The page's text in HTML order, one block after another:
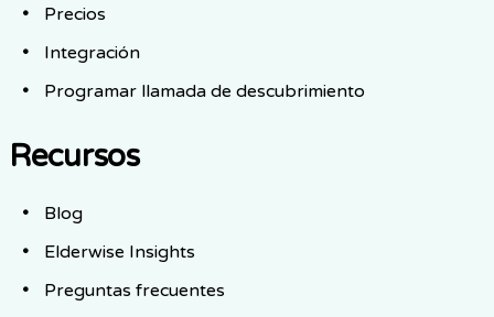
Precios
Integración
Programar llamada de descubrimiento
Recursos
Blog
Elderwise Insights
Preguntas frecuentes